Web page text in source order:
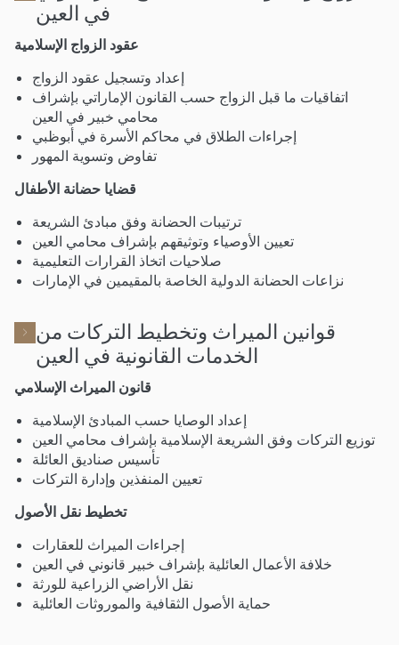
في العين
عقود الزواج الإسلامية
إعداد وتسجيل عقود الزواج
اتفاقيات ما قبل الزواج حسب القانون الإماراتي بإشراف
محامي خبير في العين
إجراءات الطلاق في محاكم الأسرة في أبوظبي
تفاوض وتسوية المهور
قضايا حضانة الأطفال
ترتيبات الحضانة وفق مبادئ الشريعة
تعيين الأوصياء وتوثيقهم بإشراف محامي العين
صلاحيات اتخاذ القرارات التعليمية
نزاعات الحضانة الدولية الخاصة بالمقيمين في الإمارات
قوانين الميراث وتخطيط التركات من
الخدمات القانونية في العين
قانون الميراث الإسلامي
إعداد الوصايا حسب المبادئ الإسلامية
توزيع التركات وفق الشريعة الإسلامية بإشراف محامي العين
تأسيس صناديق العائلة
تعيين المنفذين وإدارة التركات
تخطيط نقل الأصول
إجراءات الميراث للعقارات
خلافة الأعمال العائلية بإشراف خبير قانوني في العين
نقل الأراضي الزراعية للورثة
حماية الأصول الثقافية والموروثات العائلية